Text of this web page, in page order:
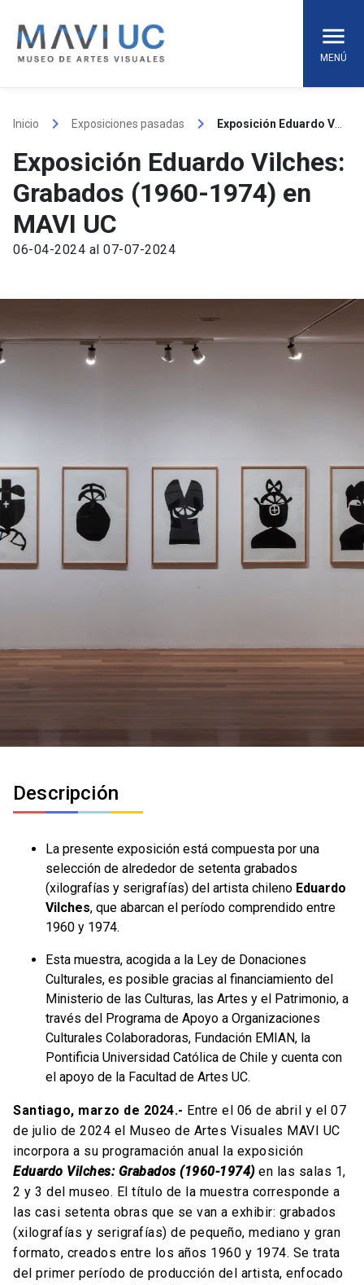
content
MENÚ
Inicio keyboard_arrow_right Exposiciones pasadas keyboard_arrow_right
Exposición Eduardo Vilches:
Grabados (1960-1974) en
MAVI UC
06-04-2024 al 07-07-2024
Descripción
La presente exposición está compuesta por una
selección de alrededor de setenta grabados
(xilografías y serigrafías) del artista chileno Eduardo
Vilches, que abarcan el período comprendido entre
1960 y 1974.
Esta muestra, acogida a la Ley de Donaciones
Culturales, es posible gracias al financiamiento del
Ministerio de las Culturas, las Artes y el Patrimonio, a
través del Programa de Apoyo a Organizaciones
Culturales Colaboradoras, Fundación EMIAN, la
Pontificia Universidad Católica de Chile y cuenta con
el apoyo de la Facultad de Artes UC.
Santiago, marzo de 2024.- Entre el 06 de abril y el 07
de julio de 2024 el Museo de Artes Visuales MAVI UC
incorpora a su programación anual la exposición
Eduardo Vilches: Grabados (1960-1974)en las salas 1,
2 y 3 del museo. El título de la muestra corresponde a
las casi setenta obras que se van a exhibir: grabados
(xilografías y serigrafías) de pequeño, mediano y gran
formato, creados entre los años 1960 y 1974. Se trata
del primer período de producción del artista, enfocado